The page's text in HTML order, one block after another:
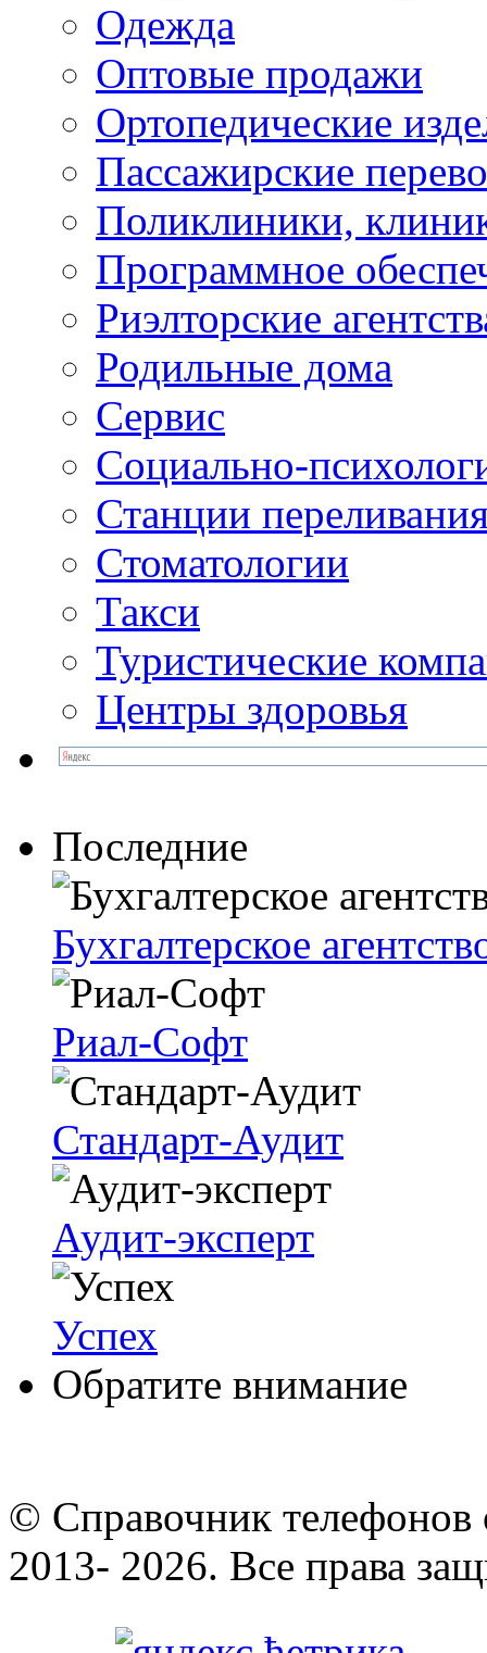
Одежда
Оптовые продажи
Ортопедические
Пассажирские
Поликлиники,
Программное
Риэлторские
Родильные дома
Сервис
Социально-
Станции
Стоматологии
Такси
Туристические
Центры здоровья
Последние
Бухгалтерское
Риал-Софт
Стандарт-Аудит
Аудит-эксперт
Успех
Обратите внимание
© Cправочник телефонов
2013- 2026. Все права